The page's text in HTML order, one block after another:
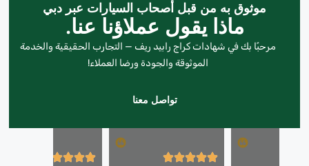
موثوق به من قبل أصحاب السيارات عبر دبي
ماذا يقول عملاؤنا عنا.
مرحبًا بك في شهادات كراج رابيد ريف — التجارب الحقيقية والخدمة
الموثوقة والجودة ورضا العملاء!
تواصل معنا